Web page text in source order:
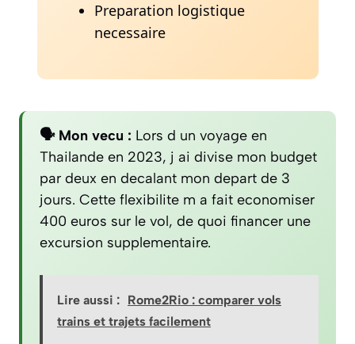
Preparation logistique
necessaire
🗣️ Mon vecu : Lors d un voyage en
Thailande en 2023, j ai divise mon budget
par deux en decalant mon depart de 3
jours. Cette flexibilite m a fait economiser
400 euros sur le vol, de quoi financer une
excursion supplementaire.
Lire aussi : Rome2Rio : comparer vols
trains et trajets facilement